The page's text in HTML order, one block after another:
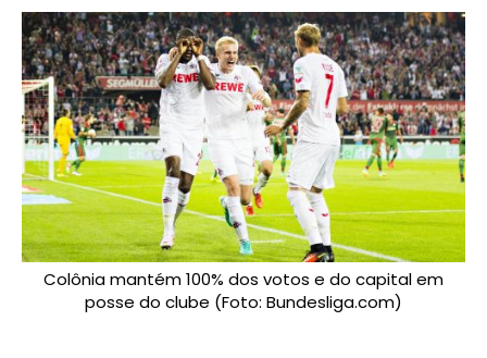
Colônia mantém 100% dos votos e do capital em
posse do clube (Foto: Bundesliga.com)